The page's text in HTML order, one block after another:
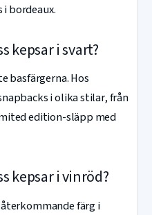
bordeaux.
kepsar i svart?
basfärgerna. Hos
i olika stilar, från
edition-släpp med
kepsar i vinröd?
färg i